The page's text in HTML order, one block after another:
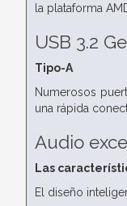
la plataforma
USB 3.2
Tipo-A
Numerosos
una rápida
Audio
Las
El diseño